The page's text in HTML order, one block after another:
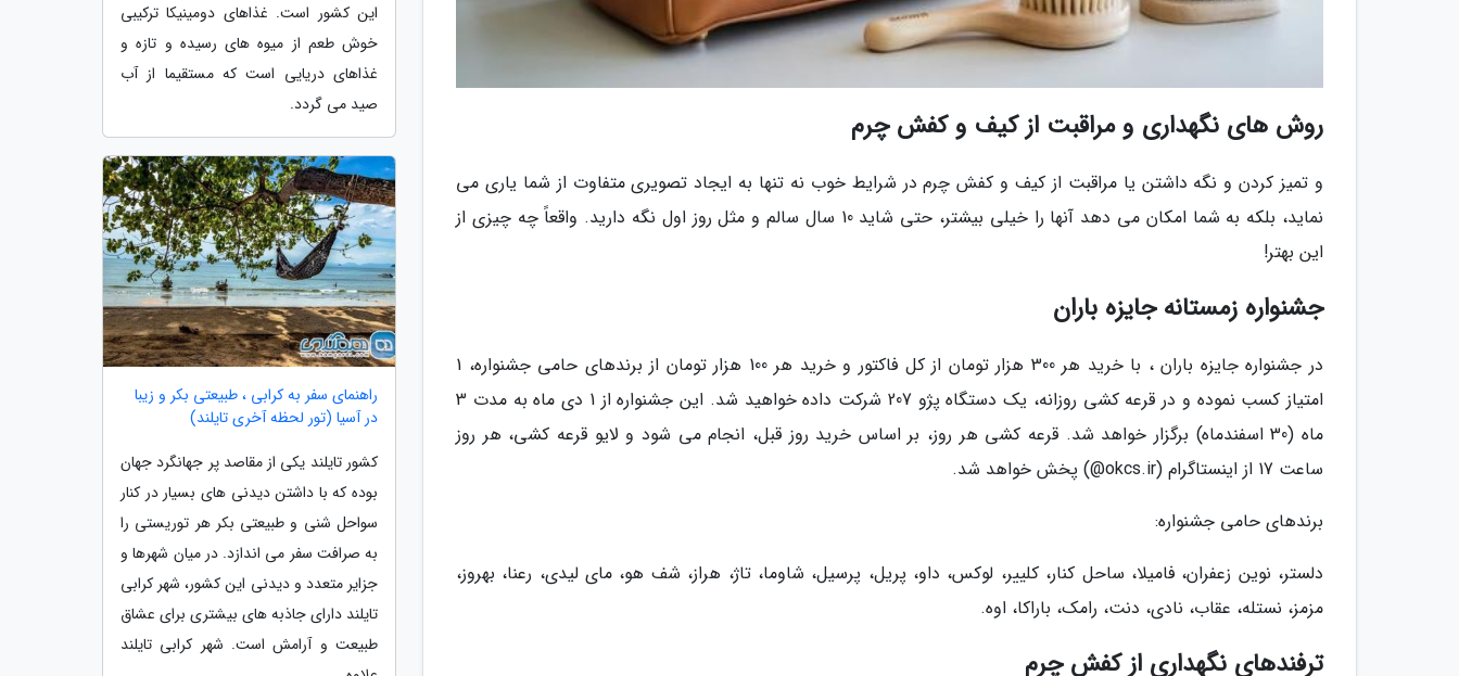
روش های نگهداری و مراقبت از کیف و کفش چرم
و تمیز کردن و نگه داشتن یا مراقبت از کیف و کفش چرم در شرایط خوب نه تنها به ایجاد تصویری متفاوت از شما یاری می
نماید، بلکه به شما امکان می دهد آنها را خیلی بیشتر، حتی شاید 10 سال سالم و مثل روز اول نگه دارید. واقعاً چه چیزی از
این بهتر!
جشنواره زمستانه جایزه باران
در جشنواره جایزه باران ، با خرید هر 300 هزار تومان از کل فاکتور و خرید هر 100 هزار تومان از برندهای حامی جشنواره، 1
امتیاز کسب نموده و در قرعه کشی روزانه، یک دستگاه پژو 207 شرکت داده خواهید شد. این جشنواره از 1 دی ماه به مدت 3
ماه (30 اسفندماه) برگزار خواهد شد. قرعه کشی هر روز، بر اساس خرید روز قبل، انجام می شود و لایو قرعه کشی، هر روز
ساعت 17 از اینستاگرام (okcs.ir@) پخش خواهد شد.
برندهای حامی جشنواره:
دلستر، نوین زعفران، فامیلا، ساحل کنار، کلییر، لوکس، داو، پریل، پرسیل، شاوما، تاژ، هراز، شف هو، مای لیدی، رعنا، بهروز،
مزمز، نستله، عقاب، نادی، دنت، رامک، باراکا، اوه.
ترفندهای نگهداری از کفش چرم
این کشور است. غذاهای دومینیکا ترکیبی
خوش طعم از میوه های رسیده و تازه و
غذاهای دریایی است که مستقیما از آب
صید می گردد.
راهنمای سفر به کرابی ، طبیعتی بکر و زیبا
در آسیا (تور لحظه آخری تایلند)
کشور تایلند یکی از مقاصد پر جهانگرد جهان
بوده که با داشتن دیدنی های بسیار در کنار
سواحل شنی و طبیعتی بکر هر توریستی را
به صرافت سفر می اندازد. در میان شهرها و
جزایر متعدد و دیدنی این کشور، شهر کرابی
تایلند دارای جاذبه های بیشتری برای عشاق
طبیعت و آرامش است. شهر کرابی تایلند